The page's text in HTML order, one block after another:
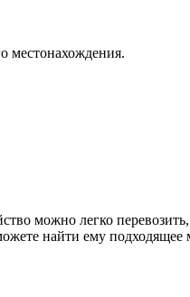
местонахождения.
можно легко
найти ему подходящее